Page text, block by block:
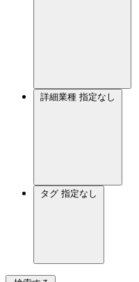
詳細業種 指定なし
タグ 指定なし